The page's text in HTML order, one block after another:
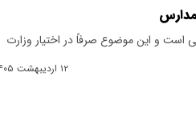
و این موضوع صرفاً در اختیار وزارت
۱۲ اردیبهشت ۱۴۰۵